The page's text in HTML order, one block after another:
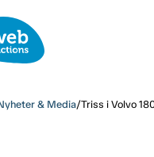
& Media/Triss i Volvo